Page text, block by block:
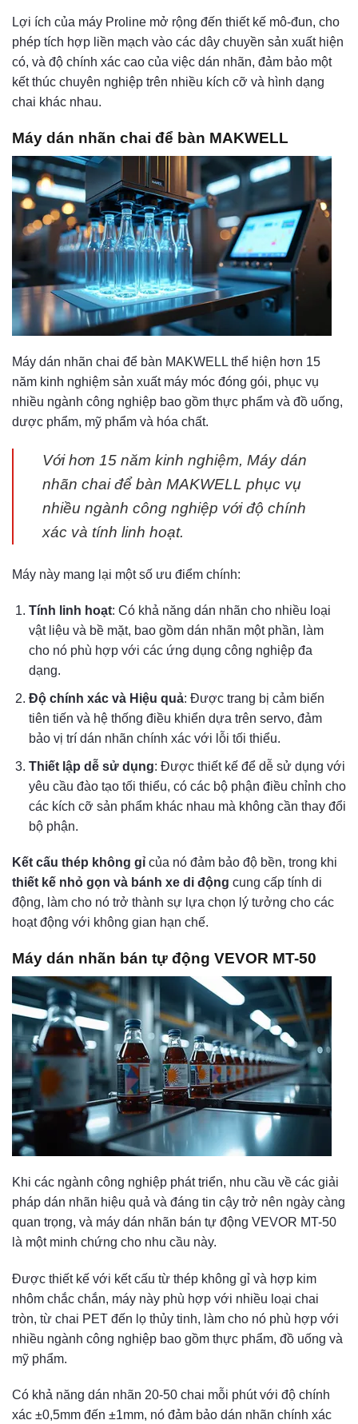
Lợi ích của máy Proline mở rộng đến thiết kế mô-đun, cho
phép tích hợp liền mạch vào các dây chuyền sản xuất hiện
có, và độ chính xác cao của việc dán nhãn, đảm bảo một
kết thúc chuyên nghiệp trên nhiều kích cỡ và hình dạng
chai khác nhau.
Máy dán nhãn chai để bàn MAKWELL
Máy dán nhãn chai để bàn MAKWELL thể hiện hơn 15
năm kinh nghiệm sản xuất máy móc đóng gói, phục vụ
nhiều ngành công nghiệp bao gồm thực phẩm và đồ uống,
dược phẩm, mỹ phẩm và hóa chất.
Với hơn 15 năm kinh nghiệm, Máy dán
nhãn chai để bàn MAKWELL phục vụ
nhiều ngành công nghiệp với độ chính
xác và tính linh hoạt.
Máy này mang lại một số ưu điểm chính:
Tính linh hoạt: Có khả năng dán nhãn cho nhiều loại
vật liệu và bề mặt, bao gồm dán nhãn một phần, làm
cho nó phù hợp với các ứng dụng công nghiệp đa
dạng.
Độ chính xác và Hiệu quả: Được trang bị cảm biến
tiên tiến và hệ thống điều khiển dựa trên servo, đảm
bảo vị trí dán nhãn chính xác với lỗi tối thiểu.
Thiết lập dễ sử dụng: Được thiết kế để dễ sử dụng với
yêu cầu đào tạo tối thiểu, có các bộ phận điều chỉnh cho
các kích cỡ sản phẩm khác nhau mà không cần thay đổi
bộ phận.
Kết cấu thép không gỉ của nó đảm bảo độ bền, trong khi
thiết kế nhỏ gọn và bánh xe di động cung cấp tính di
động, làm cho nó trở thành sự lựa chọn lý tưởng cho các
hoạt động với không gian hạn chế.
Máy dán nhãn bán tự động VEVOR MT-50
Khi các ngành công nghiệp phát triển, nhu cầu về các giải
pháp dán nhãn hiệu quả và đáng tin cậy trở nên ngày càng
quan trọng, và máy dán nhãn bán tự động VEVOR MT-50
là một minh chứng cho nhu cầu này.
Được thiết kế với kết cấu từ thép không gỉ và hợp kim
nhôm chắc chắn, máy này phù hợp với nhiều loại chai
tròn, từ chai PET đến lọ thủy tinh, làm cho nó phù hợp với
nhiều ngành công nghiệp bao gồm thực phẩm, đồ uống và
mỹ phẩm.
Có khả năng dán nhãn 20-50 chai mỗi phút với độ chính
xác ±0,5mm đến ±1mm, nó đảm bảo dán nhãn chính xác